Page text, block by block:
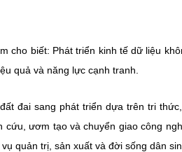
cho biết: Phát triển kinh tế dữ liệu
quả và năng lực cạnh tranh.
đai sang phát triển dựa trên tri
cứu, ươm tạo và chuyển giao công
quản trị, sản xuất và đời sống dân